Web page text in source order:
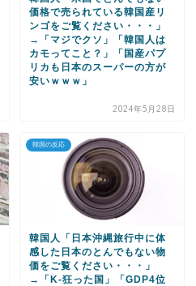
価格で売られている韓国産リ
ンゴをご覧ください・・・」
→「マジでクソ」「韓国人は
カモってこと？」「国産パプ
リカも日本のスーパーの方が
安いｗｗｗ」
2024年5月28日
韓国の反応
韓国人「日本沖縄旅行中に体
感した日本のとんでもない物
価をご覧ください・・・」
→「K-狂った国」「GDP4位